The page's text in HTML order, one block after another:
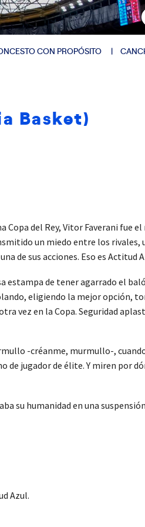
CON PROPÓSITO
Basket)
Copa del Rey, Vitor Faverani fue
un miedo entre los rivales,
de sus acciones. Eso es Actitud
de tener agarrado el
eligiendo la mejor opción,
vez en la Copa. Seguridad
-créanme, murmullo-,
de jugador de élite. Y miren por
su humanidad en una
Azul.